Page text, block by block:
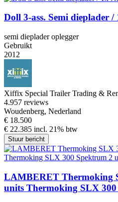
Doll 3-ass. Semi dieplader
semi dieplader oplegger
Gebruikt
2012
Xiffix Special Trailer Trading &
4.957 reviews
Woudenberg, Nederland
€ 18.500
€ 22.385 incl. 21% btw
Stuur bericht
LAMBERET Thermoking
units Thermoking SLX